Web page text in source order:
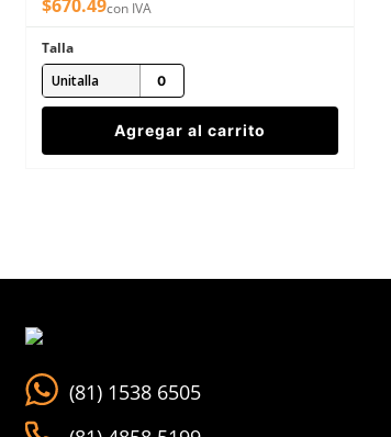
$670.49con IVA
Talla
Unitalla
Agregar al carrito
(81) 1538 6505